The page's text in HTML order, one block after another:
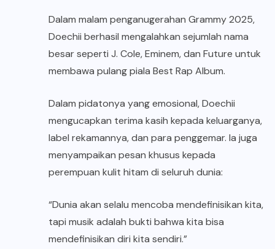
Dalam malam penganugerahan Grammy 2025,
Doechii berhasil mengalahkan sejumlah nama
besar seperti J. Cole, Eminem, dan Future untuk
membawa pulang piala Best Rap Album.
Dalam pidatonya yang emosional, Doechii
mengucapkan terima kasih kepada keluarganya,
label rekamannya, dan para penggemar. Ia juga
menyampaikan pesan khusus kepada
perempuan kulit hitam di seluruh dunia:
“Dunia akan selalu mencoba mendefinisikan kita,
tapi musik adalah bukti bahwa kita bisa
mendefinisikan diri kita sendiri.”